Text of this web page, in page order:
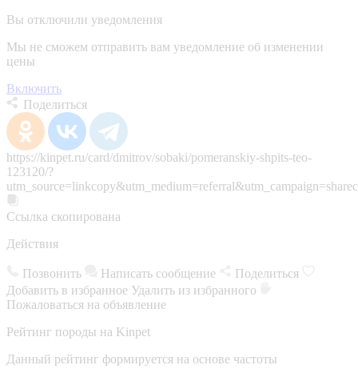
Вы отключили уведомления
Мы не сможем отправить вам уведомление об изменении
цены
Включить
Поделиться
https://kinpet.ru/card/dmitrov/sobaki/pomeranskiy-shpits-teo-
123120/?
Ссылка скопирована
Действия
Позвонить Написать сообщение
Поделиться
Добавить в избранное Удалить из избранного
Пожаловаться на объявление
Рейтинг породы на Kinpet
Данный рейтинг формируется на основе частоты